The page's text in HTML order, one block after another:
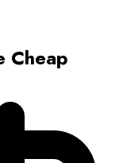
Cheap